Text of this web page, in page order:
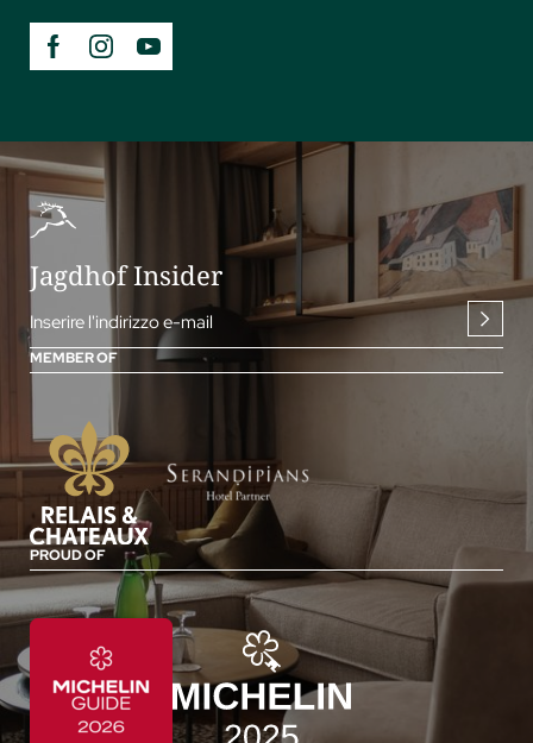
Jagdhof Insider
Inserire l'indirizzo e-mail
MEMBER OF
PROUD OF